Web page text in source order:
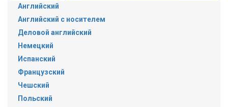
Английский
Английский с носителем
Деловой английский
Немецкий
Испанский
Французский
Чешский
Польский